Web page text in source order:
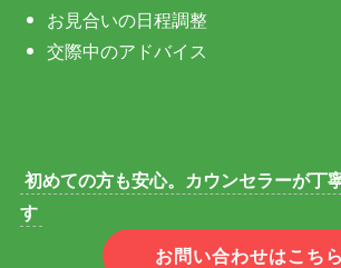
お見合いの日程調整
交際中のアドバイス
初めての方も安心。カウンセラーが丁
す
お問い合わせはこちら